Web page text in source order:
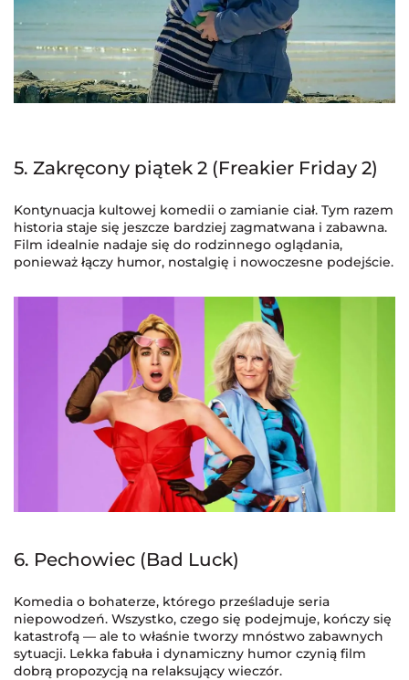
5. Zakręcony piątek 2 (Freakier Friday 2)
Kontynuacja kultowej komedii o zamianie ciał. Tym razem
historia staje się jeszcze bardziej zagmatwana i zabawna.
Film idealnie nadaje się do rodzinnego oglądania,
ponieważ łączy humor, nostalgię i nowoczesne podejście.
6. Pechowiec (Bad Luck)
Komedia o bohaterze, którego prześladuje seria
niepowodzeń. Wszystko, czego się podejmuje, kończy się
katastrofą — ale to właśnie tworzy mnóstwo zabawnych
sytuacji. Lekka fabuła i dynamiczny humor czynią film
dobrą propozycją na relaksujący wieczór.